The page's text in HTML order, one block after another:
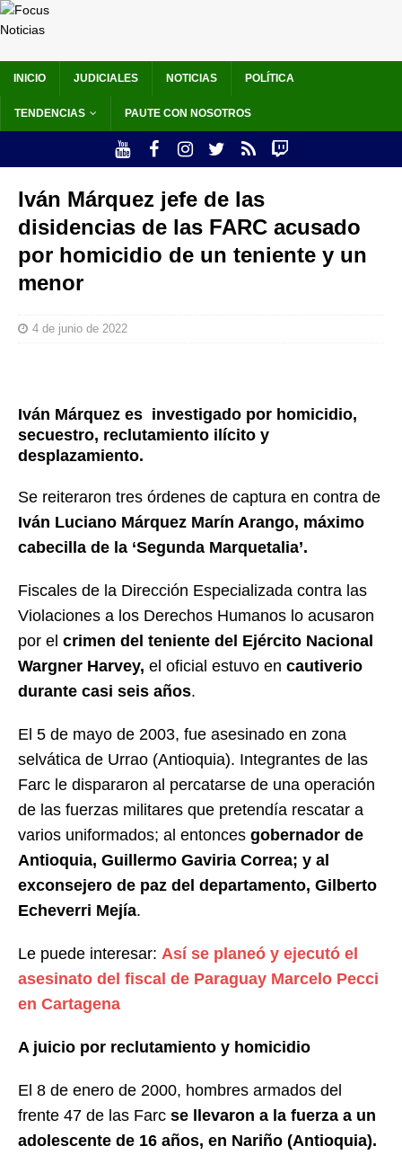
INICIO JUDICIALES NOTICIAS POLÍTICA
TENDENCIAS PAUTE CON NOSOTROS
Iván Márquez jefe de las
disidencias de las FARC acusado
por homicidio de un teniente y un
menor
4 de junio de 2022
Iván Márquez es investigado por homicidio,
secuestro, reclutamiento ilícito y
desplazamiento.
Se reiteraron tres órdenes de captura en contra de
Iván Luciano Márquez Marín Arango, máximo
cabecilla de la ‘Segunda Marquetalia’.
Fiscales de la Dirección Especializada contra las
Violaciones a los Derechos Humanos lo acusaron
por el crimen del teniente del Ejército Nacional
Wargner Harvey, el oficial estuvo en cautiverio
durante casi seis años.
El 5 de mayo de 2003, fue asesinado en zona
selvática de Urrao (Antioquia). Integrantes de las
Farc le dispararon al percatarse de una operación
de las fuerzas militares que pretendía rescatar a
varios uniformados; al entonces gobernador de
Antioquia, Guillermo Gaviria Correa; y al
exconsejero de paz del departamento, Gilberto
Echeverri Mejía.
Le puede interesar: Así se planeó y ejecutó el
asesinato del fiscal de Paraguay Marcelo Pecci
en Cartagena
A juicio por reclutamiento y homicidio
El 8 de enero de 2000, hombres armados del
frente 47 de las Farc se llevaron a la fuerza a un
adolescente de 16 años, en Nariño (Antioquia).